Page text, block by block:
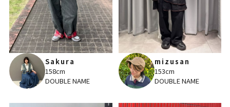
Sakura
158cm
DOUBLE NAME
mizusan
153cm
DOUBLE NAME